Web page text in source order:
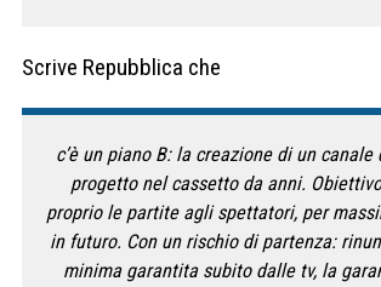
Scrive Repubblica che
c’è un piano B: la creazione di un canale
progetto nel cassetto da anni.
proprio le partite agli spettatori, per
in futuro. Con un rischio di partenza:
minima garantita subito dalle tv, la